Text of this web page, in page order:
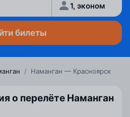
1, эконом
билеты
/ Наманган — Красноярск
о перелёте Наманган